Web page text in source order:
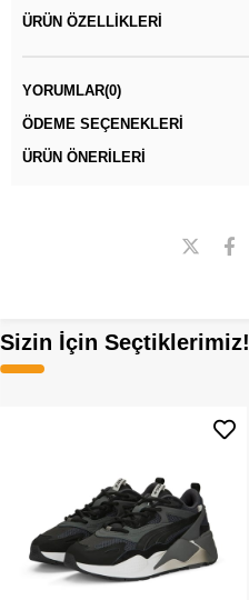
ÜRÜN ÖZELLIKLERI
YORUMLAR(0)
ÖDEME SEÇENEKLERI
ÜRÜN ÖNERILERI
Sizin İçin Seçtiklerimiz!